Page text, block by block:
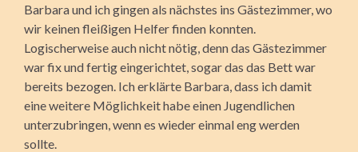
Barbara und ich gingen als nächstes ins Gästezimmer, wo
wir keinen fleißigen Helfer finden konnten.
Logischerweise auch nicht nötig, denn das Gästezimmer
war fix und fertig eingerichtet, sogar das das Bett war
bereits bezogen. Ich erklärte Barbara, dass ich damit
eine weitere Möglichkeit habe einen Jugendlichen
unterzubringen, wenn es wieder einmal eng werden
sollte.